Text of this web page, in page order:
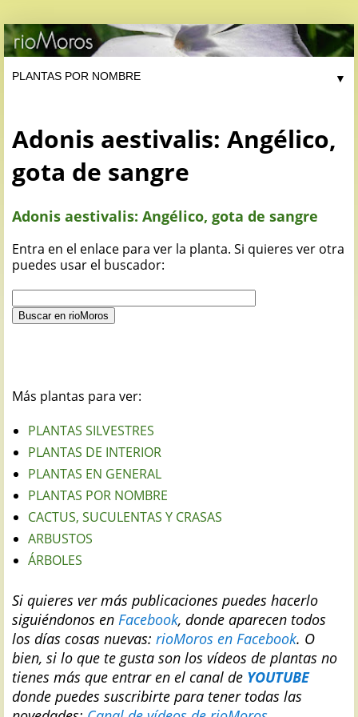
▼
Adonis aestivalis: Angélico,
gota de sangre
Adonis aestivalis: Angélico, gota de sangre
Entra en el enlace para ver la planta. Si quieres ver otra
puedes usar el buscador:
Más plantas para ver:
PLANTAS SILVESTRES
PLANTAS DE INTERIOR
PLANTAS EN GENERAL
PLANTAS POR NOMBRE
CACTUS, SUCULENTAS Y CRASAS
ARBUSTOS
ÁRBOLES
Si quieres ver más publicaciones puedes hacerlo
siguiéndonos en Facebook, donde aparecen todos
los días cosas nuevas: rioMoros en Facebook. O
bien, si lo que te gusta son los vídeos de plantas no
tienes más que entrar en el canal de YOUTUBE
donde puedes suscribirte para tener todas las